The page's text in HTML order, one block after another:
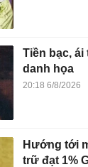
Tiền bạc, ái
danh họa
20:18 6/8/2026
Hướng tới
trữ đạt 1%